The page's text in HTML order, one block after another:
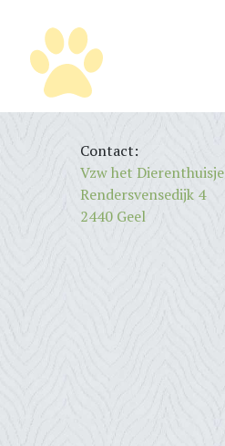
Contact:
Vzw het Dierenthuisje
Rendersvensedijk 4
2440 Geel